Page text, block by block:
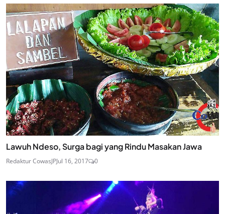
Lawuh Ndeso, Surga bagi yang Rindu Masakan Jawa
Redaktur CowasJPJul 16, 2017 0